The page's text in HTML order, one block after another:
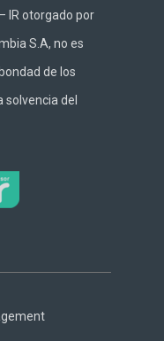
IR otorgado por
S.A, no es
de los
solvencia del